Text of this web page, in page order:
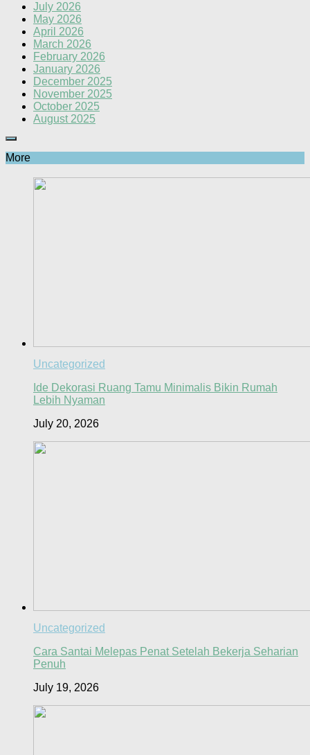
July 2026
May 2026
April 2026
March 2026
February 2026
January 2026
December 2025
November 2025
October 2025
August 2025
More
Uncategorized
Ide Dekorasi Ruang Tamu Minimalis Bikin Rumah
Lebih Nyaman
July 20, 2026
Uncategorized
Cara Santai Melepas Penat Setelah Bekerja Seharian
Penuh
July 19, 2026